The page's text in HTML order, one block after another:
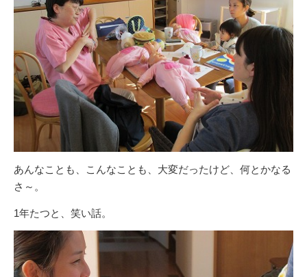
あんなことも、こんなことも、大変だったけど、何とかなる
さ～。
1年たつと、笑い話。